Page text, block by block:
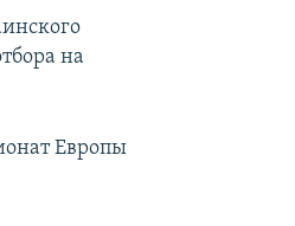
на
Европы